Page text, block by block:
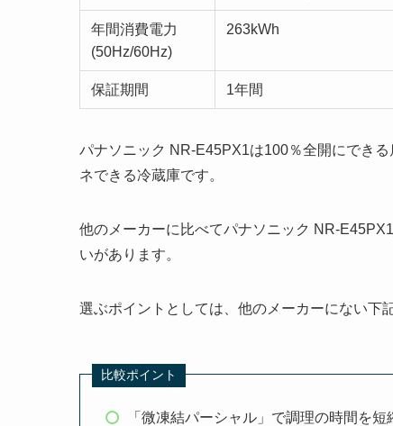
年間消費電力
(50Hz/60Hz)
263kWh
保証期間 1年間
パナソニック NR-E45PX1は100％全開にでき
ネできる冷蔵庫です。
他のメーカーに比べてパナソニック NR-
いがあります。
選ぶポイントとしては、他のメーカーにない下
比較ポイント
「微凍結パーシャル」で調理の時間を短